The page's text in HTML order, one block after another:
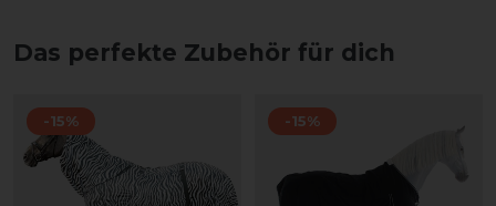
Das perfekte Zubehör für dich
-15% -15%